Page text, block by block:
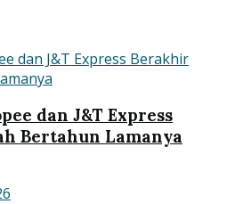
dan J&T Express
Bertahun Lamanya